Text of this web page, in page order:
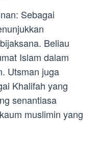
Sebagai
Beliau
Islam dalam
Utsman juga
Khalifah yang
senantiasa
muslimin yang